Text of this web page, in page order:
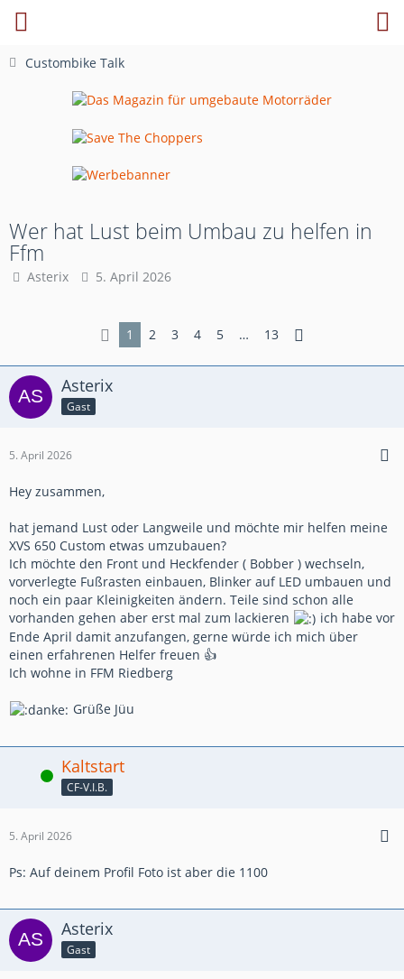
Custombike Talk
Wer hat Lust beim Umbau zu helfen in
Ffm
Asterix 5. April 2026
1 2 3 4 5 … 13
Asterix
Gast
5. April 2026
Hey zusammen,
hat jemand Lust oder Langweile und möchte mir helfen meine
XVS 650 Custom etwas umzubauen?
Ich möchte den Front und Heckfender ( Bobber ) wechseln,
vorverlegte Fußrasten einbauen, Blinker auf LED umbauen und
noch ein paar Kleinigkeiten ändern. Teile sind schon alle
vorhanden gehen aber erst mal zum lackieren
ich habe vor
Ende April damit anzufangen, gerne würde ich mich über
einen erfahrenen Helfer freuen 👍
Ich wohne in FFM Riedberg
Grüße Jüu
Online Kaltstart
CF-V.I.B.
5. April 2026
Ps: Auf deinem Profil Foto ist aber die 1100
Asterix
Gast